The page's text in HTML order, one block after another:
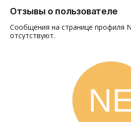
Отзывы о пользователе
Сообщения на странице профиля
отсутствуют.